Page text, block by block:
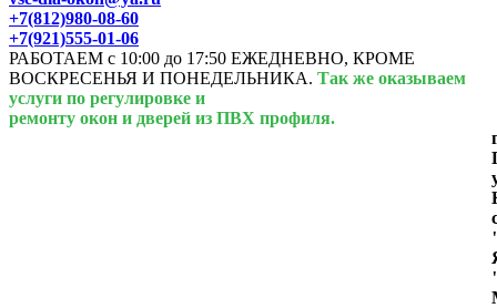
+7(812)980-08-60
+7(921)555-01-06
РАБОТАЕМ с 10:00 до 17:50 ЕЖЕДНЕВНО, КРОМЕ
ВОСКРЕСЕНЬЯ И ПОНЕДЕЛЬНИКА. Так же оказываем
услуги по регулировке и
ремонту окон и дверей из ПВХ профиля.